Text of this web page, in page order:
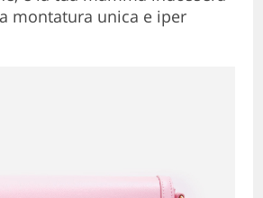
montatura unica e iper